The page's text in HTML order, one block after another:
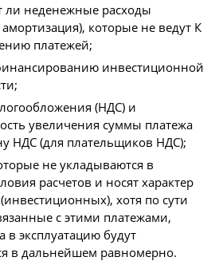
ли неденежные расходы
которые не ведут К
платежей;
инвестиционной
(НДС) и
увеличения суммы платежа
НДС (для плательщиков НДС);
не укладываются в
расчетов и носят характер
хотя по сути
с этими платежами,
в эксплуатацию будут
в дальнейшем равномерно.